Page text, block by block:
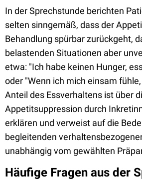
In der Sprechstunde berichten
selten sinngemäß, dass der
Behandlung spürbar zurückgeht,
belastenden Situationen aber
etwa: "Ich habe keinen Hunger,
oder "Wenn ich mich einsam
Anteil des Essverhaltens ist über
Appetitsuppression durch
erklären und verweist auf die
begleitenden
unabhängig vom gewählten
Häufige Fragen aus der